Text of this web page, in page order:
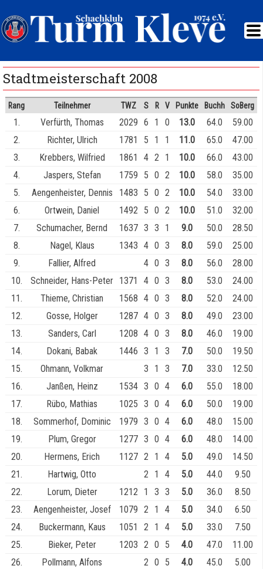
Stadtmeisterschaft 2008
Rang Teilnehmer TWZ S R V Punkte Buchh SoBerg
1. Verfürth, Thomas 2029 6 1 0 13.0 64.0
59.00
2.
Richter, Ulrich 1781 5 1 1 11.0 65.0
47.00
3.
Krebbers, Wilfried 1861 4 2 1 10.0 66.0
43.00
4.
Jaspers, Stefan 1759 5 0 2 10.0 58.0
35.00
5.
Aengenheister, Dennis 1483 5 0 2 10.0 54.0
33.00
6.
Ortwein, Daniel 1492 5 0 2 10.0 51.0
32.00
7.
Schumacher, Bernd 1637 3 3 1 9.0 50.0
28.50
8.
Nagel, Klaus 1343 4 0 3 8.0 59.0
25.00
9.
Fallier, Alfred 4 0 3 8.0 56.0
28.00
10.
Schneider, Hans-Peter 1371 4 0 3 8.0 53.0
24.00
11.
Thieme, Christian 1568 4 0 3 8.0 52.0
24.00
12.
Gosse, Holger 1287 4 0 3 8.0 49.0
23.00
13.
Sanders, Carl 1208 4 0 3 8.0 46.0
19.00
14.
Dokani, Babak 1446 3 1 3 7.0 50.0
19.50
15.
Ohmann, Volkmar 3 1 3 7.0 33.0
12.50
16.
Janßen, Heinz 1534 3 0 4 6.0 55.0
18.00
17.
Rübo, Mathias 1025 3 0 4 6.0 50.0
19.00
18.
Sommerhof, Dominic 1979 3 0 4 6.0 48.0
15.00
19.
Plum, Gregor 1277 3 0 4 6.0 48.0
14.00
20.
Hermens, Erich 1127 2 1 4 5.0 49.0
14.50
21.
Hartwig, Otto 2 1 4 5.0 44.0
9.50
22.
Lorum, Dieter 1212 1 3 3 5.0 36.0
8.50
23.
Aengenheister, Josef 1079 2 1 4 5.0 34.0
6.50
24.
Buckermann, Kaus 1051 2 1 4 5.0 33.0
7.50
25.
Bieker, Peter 1203 2 0 5 4.0 47.0
11.00
26.
Pollmann, Alfons 2 0 5 4.0 45.0
5.00